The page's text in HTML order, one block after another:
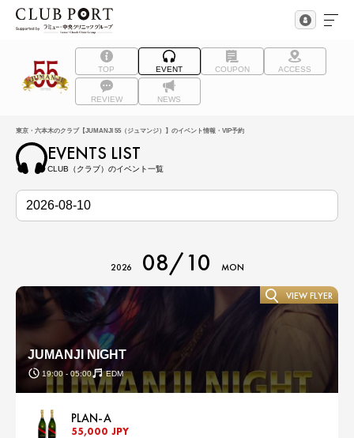
TOP EVENT COUPON ACCESS
REVIEW NEWS
東京・六本木のクラブ【JUMANJI 55（ジュマンジ）】のイベント情報・VIP予約
EVENTS LIST
CLUB（クラブ）のイベント一覧
2026 08/10 MON
JUMANJI NIGHT
19:00 - 05:00 EDM
VIEW FLYER
PLAN-A
55,000 JPY